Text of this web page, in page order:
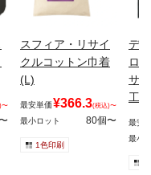
〜
スフィア・リサイ
クルコットン巾着
(L)
最安単価¥366.3(税込)〜
最小ロット 80個〜
1色印刷
デ
ロ
サ
工)
最安
最小